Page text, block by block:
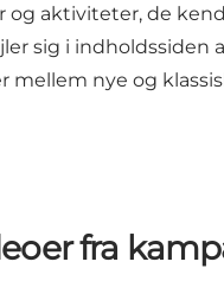
og aktiviteter, de
sig i indholdssiden
mellem nye og
fra